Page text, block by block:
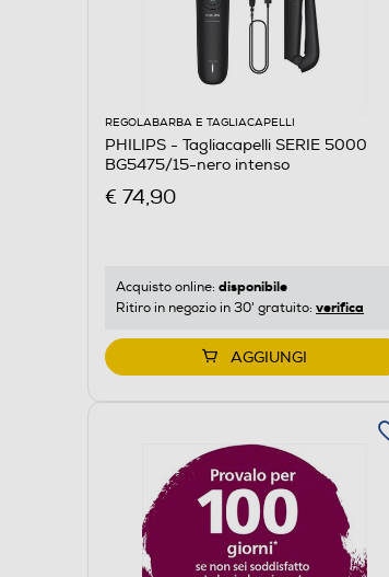
REGOLABARBA E TAGLIACAPELLI
PHILIPS - Tagliacapelli SERIE 5000
BG5475/15-nero intenso
€ 74,90
Acquisto online: disponibile
Ritiro in negozio in 30' gratuito: verifica
AGGIUNGI